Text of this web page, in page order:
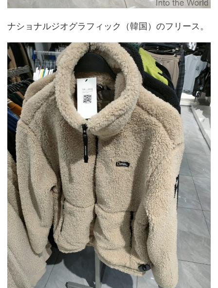
ナショナルジオグラフィック（韓国）のフリース。